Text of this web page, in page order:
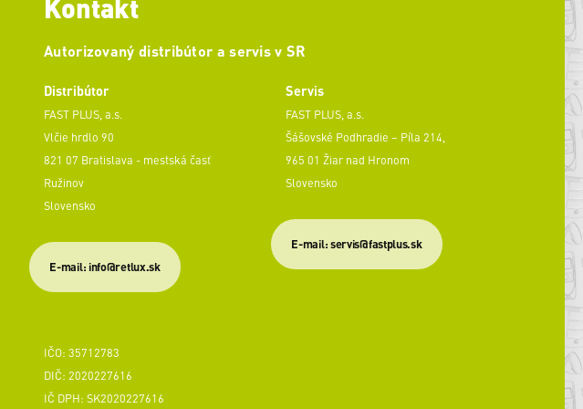
Kontakt
Autorizovaný distribútor a servis v SR
Distribútor
FAST PLUS, a.s.
Vlčie hrdlo 90
821 07 Bratislava - mestská časť
Ružinov
Slovensko
E-mail: info@retlux.sk
IČO: 35712783
DIČ: 2020227616
IČ DPH: SK2020227616
Servis
FAST PLUS, a.s.
Šášovské Podhradie – Píla 214,
965 01 Žiar nad Hronom
Slovensko
​E-mail: servis@fastplus.sk